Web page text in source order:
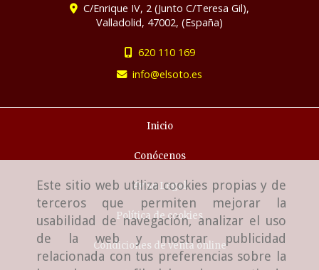
Este sitio web utiliza cookies propias y de
terceros que permiten mejorar la
usabilidad de navegación, analizar el uso
de la web y mostrar publicidad
relacionada con tus preferencias sobre la
C/Enrique IV, 2 (Junto C/Teresa Gil),
Valladolid, 47002, (España)
620 110 169
info
elsoto.es
Inicio
Conócenos
Aviso Legal
Política de cookies
Condiciones de venta online